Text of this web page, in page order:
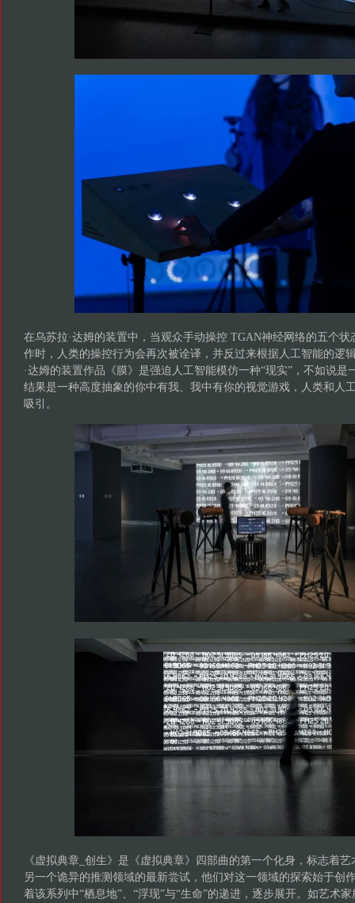
在乌苏拉·达姆的装置中，当观众手动操控 TGAN神经网络的五个
作时，人类的操控行为会再次被诠译，并反过来根据人工智能的逻
·达姆的装置作品《膜》是强迫人工智能模仿一种“现实”，不如说是
结果是一种高度抽象的你中有我、我中有你的视觉游戏，人类和人
吸引。
《虚拟典章_创生》是《虚拟典章》四部曲的第一个化身，标志着艺
另一个诡异的推测领域的最新尝试，他们对这一领域的探索始于创
着该系列中“栖息地”、“浮现”与“生命”的递进，逐步展开。如艺术